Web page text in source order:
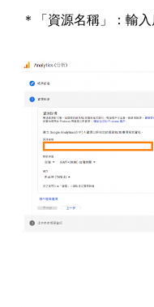
＊「資源名稱」：輸